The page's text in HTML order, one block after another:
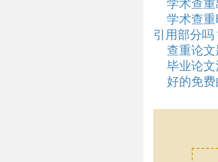
学术查
学术查
引用部分吗
查重论
毕业论
好的免